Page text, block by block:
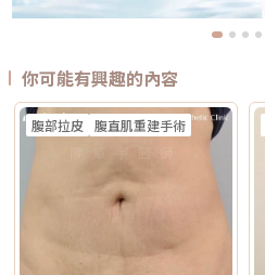
你可能有興趣的內容
腹部拉皮 腹直肌重建手術